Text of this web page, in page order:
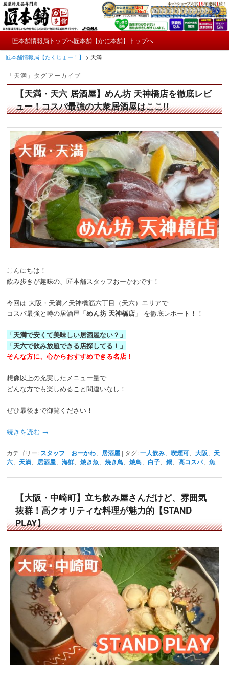
メ
イ
ン
ン
テ
サ
ブ
コ
テ
ン
匠本舗情報局【たくじょー！】
かにやおせちについてのおもしろ情報や興味深い記事をお届けします。
ン
メ
イ
ン
コ
テ
ン
ツ
へ
移
動
サ
ブ
コ
ン
ン
ツ
へ
移
動
匠本舗情報局トップへ匠本舗【かに本舗】トップへ
匠本舗情報局【たくじょー！】 > 天満
「 天満 」タグアーカイブ
【天満・天六 居酒屋】めん坊 天神橋店を徹底レビ
ュー！コスパ最強の大衆居酒屋はここ!!
こんにちは！
飲み歩きが趣味の、匠本舗スタッフおーかわです！
今回は 大阪・天満／天神橋筋六丁目（天六）エリアで
コスパ最強と噂の居酒屋「めん坊 天神橋店 」 を徹底レポート！！
「天満で安くて美味しい居酒屋ない？」
「天六で飲み放題できる店探してる！」
そんな方に、心からおすすめできる名店！
想像以上の充実したメニュー量で
どんな方でも楽しめること間違いなし！
ぜひ最後まで御覧ください！
続きを読む →
カテゴリー: スタッフ おーかわ 居酒屋 | タグ: 一人飲み 、喫煙可 、大阪
天
六
天満 居酒屋 、海鮮 、焼き魚 、焼き鳥 、焼鳥 白子 、鍋 、高コスパ、魚
【大阪・中崎町】立ち飲み屋さんだけど、雰囲気
抜群！高クオリティな料理が魅力的【STAND
PLAY】